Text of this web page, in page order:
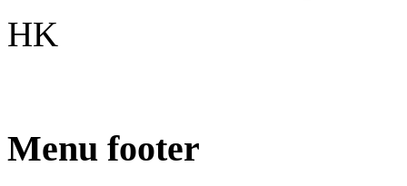
HK
Menu footer